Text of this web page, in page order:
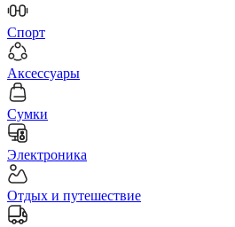
Спорт
Аксессуары
Сумки
Электроника
Отдых и путешествие